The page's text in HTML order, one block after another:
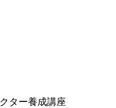
ター養成講座